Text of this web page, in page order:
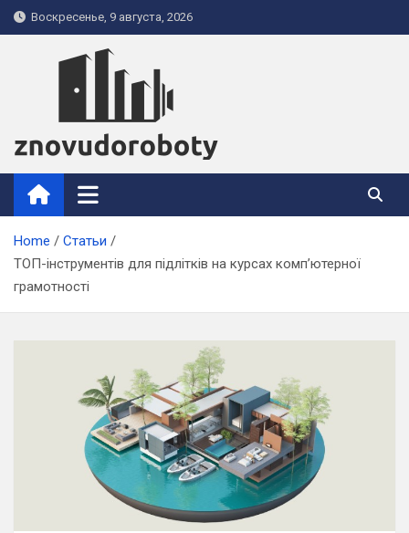
Skip
to
Воскресенье, 9 августа, 2026
znovudoroboty.org.ua
Home
Статьи
ТОП-інструментів для підлітків на курсах комп’ютерної
грамотності